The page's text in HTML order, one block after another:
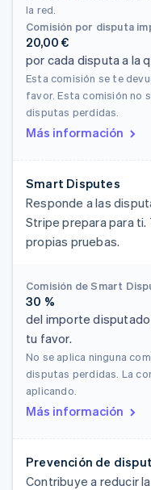
la red.
Comisión por disputa
20,00 €
por cada disputa a la
Esta comisión se te
favor. Esta comisión no
disputas perdidas.
Más información
Smart Disputes
Responde a las
Stripe prepara para
propias pruebas.
Comisión de Smart
30 %
del importe
tu favor.
No se aplica ninguna
disputas perdidas. La
aplicando.
Más información
Prevención de
Contribuye a reducir